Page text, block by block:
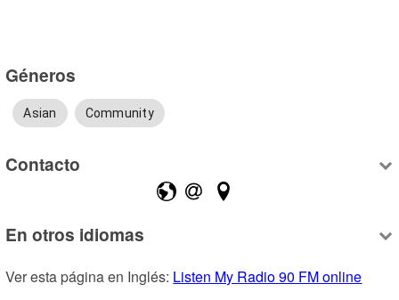
Géneros
Asian Community
Contacto
En otros idiomas
Ver esta página en Inglés: Listen My Radio 90 FM online